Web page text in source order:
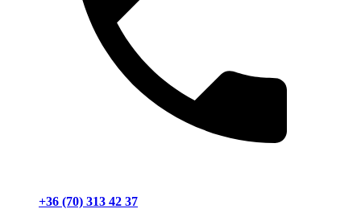
+36 (70) 313 42 37